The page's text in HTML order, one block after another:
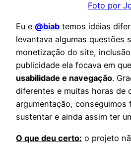
Foto por
Eu e @biab temos idéias
levantava algumas questões
monetização do site,
publicidade ela focava em
usabilidade e navegação.
diferentes e muitas horas de
argumentação, conseguimos
sustentar e ainda assim ter
O que deu certo: o projeto